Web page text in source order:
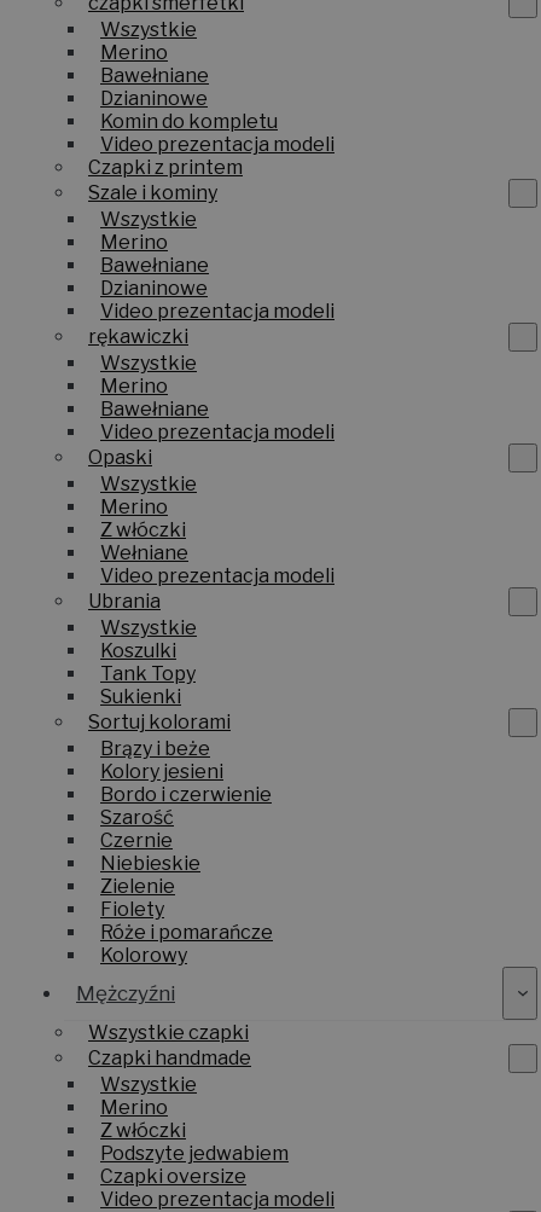
Wszystkie
Merino
Bawełniane
Dzianinowe
Komin do kompletu
Video prezentacja modeli
Czapki z printem
Szale i kominy
Wszystkie
Merino
Bawełniane
Dzianinowe
Video prezentacja modeli
rękawiczki
Wszystkie
Merino
Bawełniane
Video prezentacja modeli
Opaski
Wszystkie
Merino
Z włóczki
Wełniane
Video prezentacja modeli
Ubrania
Wszystkie
Koszulki
Tank Topy
Sukienki
Sortuj kolorami
Brązy i beże
Kolory jesieni
Bordo i czerwienie
Szarość
Czernie
Niebieskie
Zielenie
Fiolety
Róże i pomarańcze
Kolorowy
Mężczyźni
Wszystkie czapki
Czapki handmade
Wszystkie
Merino
Z włóczki
Podszyte jedwabiem
Czapki oversize
Video prezentacja modeli